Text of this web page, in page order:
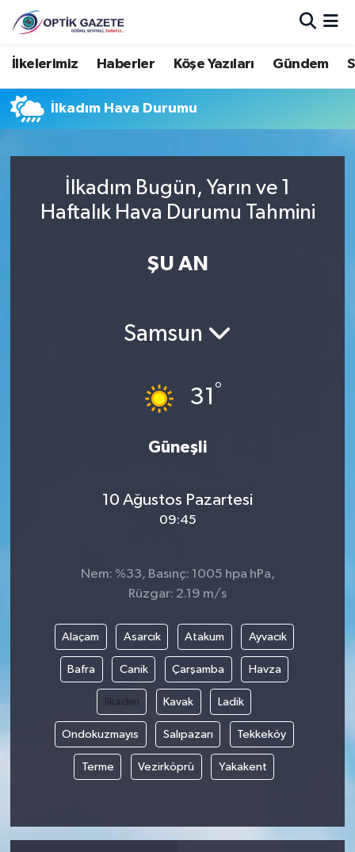
İlkelerimiz Haberler Köşe Yazıları Gündem
İlkadım Hava Durumu
İlkadım Bugün, Yarın ve 1
Haftalık Hava Durumu Tahmini
ŞU AN
Samsun
31 °
Güneşli
10 Ağustos Pazartesi
09:45
Nem: %33, Basınç: 1005 hpa hPa,
Rüzgar: 2.19 m/s
Alaçam Asarcık Atakum Ayvacık
Bafra Canik Çarşamba Havza
İlkadım Kavak Ladik
Ondokuzmayıs Salıpazarı Tekkeköy
Terme Vezirköprü Yakakent
Nöbetçi Eczaneler
Hava Durumu
Trafik Durumu
Süper Lig Puan Durumu ve Fikstür